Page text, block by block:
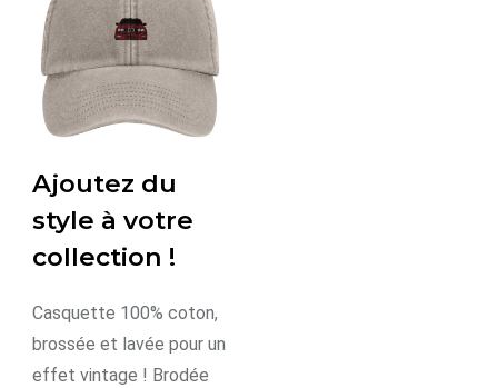
Ajoutez du
style à votre
collection !
Casquette 100% coton,
brossée et lavée pour un
effet vintage ! Brodée